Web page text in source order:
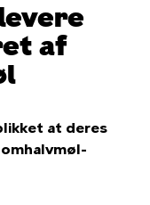
af
at deres